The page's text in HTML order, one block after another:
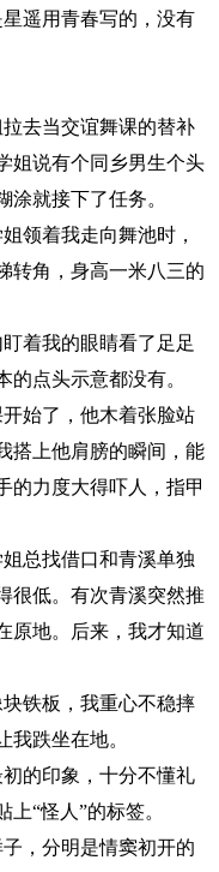
遥用青春写的，没有
去当交谊舞课的替补
姐说有个同乡男生个头
涂就接下了任务。
领着我走向舞池时，
转角，身高一米八三的
着我的眼睛看了足足
点头示意都没有。
始了，他木着张脸站
搭上他肩膀的瞬间，能
的力度大得吓人，指甲
总找借口和青溪单独
很低。有次青溪突然推
原地。后来，我才知道
铁板，我重心不稳摔
我跌坐在地。
的印象，十分不懂礼
“怪人”的标签。
，分明是情窦初开的